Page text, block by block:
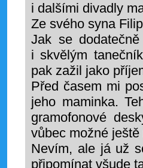
i dalšími divadly
Ze svého syna
Jak se
i skvělým
pak zažil jako
Před časem mi
jeho maminka.
gramofonové
vůbec možné
Nevím, ale já už
připomínat všude